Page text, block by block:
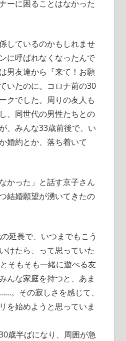
ーに困ることはなかった
しているのかもしれませ
に呼ばれなくなったんで
男友達から『来て！お願
いたのに。コロナ前の30
クでした。周りの友人も
、同世代の男性たちとの
、みんな33歳前後で、い
婚約とか、落ち着いて
かった」と話す京子さん
結婚願望が湧いてきたの
延長で、いつまでもこう
けたら、って思っていた
そもそも一緒に遊べる友
んな家庭を持つと、あま
。その寂しさを感じて、
を始めようと思っていま
歳半ばになり、周囲が急